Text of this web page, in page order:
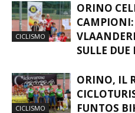
CICLISMO
ORINO
CAMPIONI:
SULLE DUE
CICLISMO
ORINO, IL
FUNTOS